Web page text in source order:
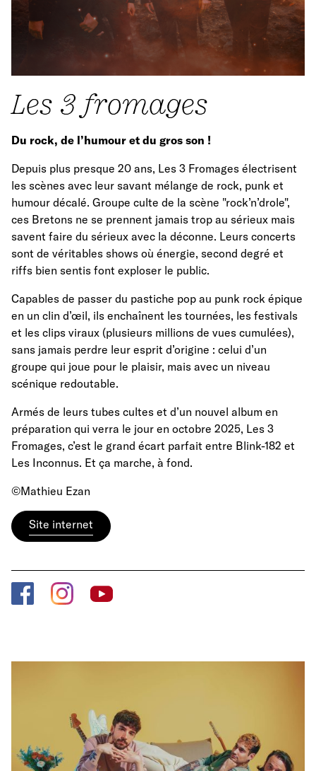
Les 3 fromages
Du rock, de l’humour et du gros son !
Depuis plus presque 20 ans, Les 3 Fromages électrisent
les scènes avec leur savant mélange de rock, punk et
humour décalé. Groupe culte de la scène "rock’n’drole",
ces Bretons ne se prennent jamais trop au sérieux mais
savent faire du sérieux avec la déconne. Leurs concerts
sont de véritables shows où énergie, second degré et
riffs bien sentis font exploser le public.
Capables de passer du pastiche pop au punk rock épique
en un clin d’œil, ils enchaînent les tournées, les festivals
et les clips viraux (plusieurs millions de vues cumulées),
sans jamais perdre leur esprit d’origine : celui d’un
groupe qui joue pour le plaisir, mais avec un niveau
scénique redoutable.
Armés de leurs tubes cultes et d’un nouvel album en
préparation qui verra le jour en octobre 2025, Les 3
Fromages, c’est le grand écart parfait entre Blink-182 et
Les Inconnus. Et ça marche, à fond.
©Mathieu Ezan
Site internet